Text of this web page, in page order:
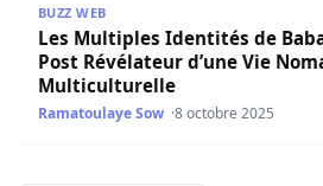
BUZZ WEB
Les Multiples Identités de
Post Révélateur d’une Vie
Multiculturelle
Ramatoulaye Sow 8 octobre 2025